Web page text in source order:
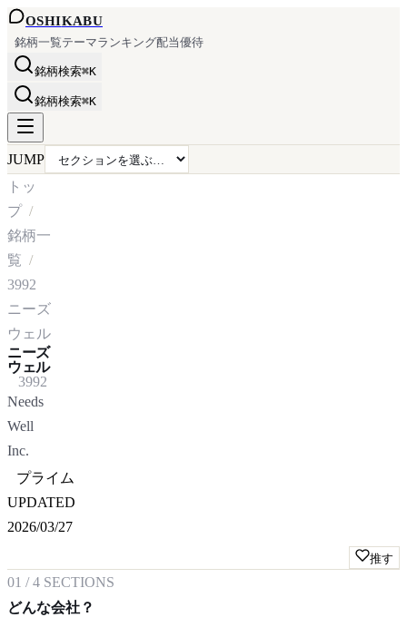
OSHIKABU
銘柄一覧テーマランキング配当優待
銘柄検索⌘K
銘柄検索⌘K
JUMP
トッ
プ
銘柄一
覧
3992
ニーズ
ウェル
ニーズ
ウェル
3992
Needs
Well
Inc.
プライム
UPDATED
2026/03/27
推す
01 /4 SECTIONS
どんな会社？